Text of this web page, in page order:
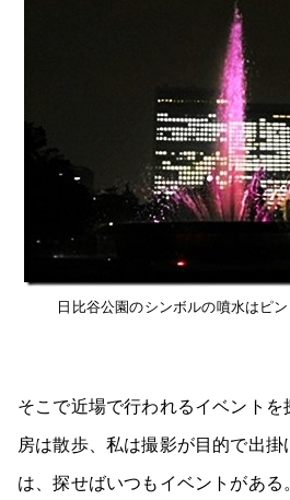
日比谷公園のシンボルの噴水はピン
そこで近場で行われるイベント
房は散歩、私は撮影が目的で出掛
は、探せばいつもイベントがある。